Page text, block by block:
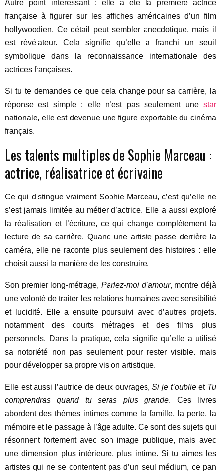
Autre point intéressant : elle a été la première actrice
française à figurer sur les affiches américaines d’un film
hollywoodien. Ce détail peut sembler anecdotique, mais il
est révélateur. Cela signifie qu’elle a franchi un seuil
symbolique dans la reconnaissance internationale des
actrices françaises.
Si tu te demandes ce que cela change pour sa carrière, la
réponse est simple : elle n’est pas seulement une star
nationale, elle est devenue une figure exportable du cinéma
français.
Les talents multiples de Sophie Marceau :
actrice, réalisatrice et écrivaine
Ce qui distingue vraiment Sophie Marceau, c’est qu’elle ne
s’est jamais limitée au métier d’actrice. Elle a aussi exploré
la réalisation et l’écriture, ce qui change complètement la
lecture de sa carrière. Quand une artiste passe derrière la
caméra, elle ne raconte plus seulement des histoires : elle
choisit aussi la manière de les construire.
Son premier long-métrage, Parlez-moi d’amour, montre déjà
une volonté de traiter les relations humaines avec sensibilité
et lucidité. Elle a ensuite poursuivi avec d’autres projets,
notamment des courts métrages et des films plus
personnels. Dans la pratique, cela signifie qu’elle a utilisé
sa notoriété non pas seulement pour rester visible, mais
pour développer sa propre vision artistique.
Elle est aussi l’autrice de deux ouvrages,Si je t’oublieet Tu
comprendras quand tu seras plus grande. Ces livres
abordent des thèmes intimes comme la famille, la perte, la
mémoire et le passage à l’âge adulte. Ce sont des sujets qui
résonnent fortement avec son image publique, mais avec
une dimension plus intérieure, plus intime. Si tu aimes les
artistes qui ne se contentent pas d’un seul médium, ce pan